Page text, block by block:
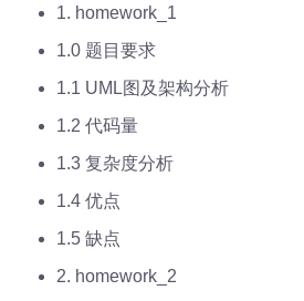
1. homework_1
1.0 题目要求
1.1 UML图及架构分析
1.2 代码量
1.3 复杂度分析
1.4 优点
1.5 缺点
2. homework_2